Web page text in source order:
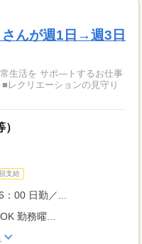
んが週1日→週3日
生活を サポ―トするお仕事
支給
00 日勤／...
勤務曜...